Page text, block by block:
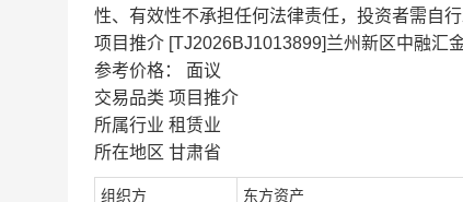
性、有效性不承担任何法律责任，投资者需自
项目推介 [TJ2026BJ1013899]兰州新区中融汇
参考价格： 面议
交易品类 项目推介
所属行业 租赁业
所在地区 甘肃省
组织方 东方资产